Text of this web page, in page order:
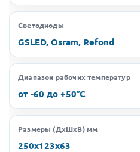
Светодиоды
GSLED, Osram, Refond
Диапазон рабочих температур
от -60 до +50°C
Размеры (ДхШхВ) мм
250х123х63